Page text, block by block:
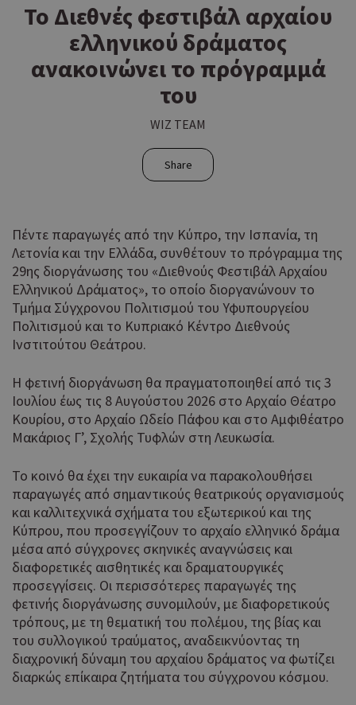
Το Διεθνές φεστιβάλ αρχαίου
ελληνικού δράματος
ανακοινώνει το πρόγραμμά
του
WIZ TEAM
Share
Πέντε παραγωγές από την Κύπρο, την Ισπανία, τη
Λετονία και την Ελλάδα, συνθέτουν το πρόγραμμα της
29ης διοργάνωσης του «Διεθνούς Φεστιβάλ Αρχαίου
Ελληνικού Δράματος», το οποίο διοργανώνουν το
Τμήμα Σύγχρονου Πολιτισμού του Υφυπουργείου
Πολιτισμού και το Κυπριακό Κέντρο Διεθνούς
Ινστιτούτου Θεάτρου.
Η φετινή διοργάνωση θα πραγματοποιηθεί από τις 3
Ιουλίου έως τις 8 Αυγούστου 2026 στο Αρχαίο Θέατρο
Κουρίου, στο Αρχαίο Ωδείο Πάφου και στο Αμφιθέατρο
Μακάριος Γ’, Σχολής Τυφλών στη Λευκωσία.
Το κοινό θα έχει την ευκαιρία να παρακολουθήσει
παραγωγές από σημαντικούς θεατρικούς οργανισμούς
και καλλιτεχνικά σχήματα του εξωτερικού και της
Κύπρου, που προσεγγίζουν το αρχαίο ελληνικό δράμα
μέσα από σύγχρονες σκηνικές αναγνώσεις και
διαφορετικές αισθητικές και δραματουργικές
προσεγγίσεις. Οι περισσότερες παραγωγές της
φετινής διοργάνωσης συνομιλούν, με διαφορετικούς
τρόπους, με τη θεματική του πολέμου, της βίας και
του συλλογικού τραύματος, αναδεικνύοντας τη
διαχρονική δύναμη του αρχαίου δράματος να φωτίζει
διαρκώς επίκαιρα ζητήματα του σύγχρονου κόσμου.